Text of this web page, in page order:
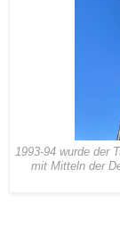
1993-94 wurde der
mit Mitteln der